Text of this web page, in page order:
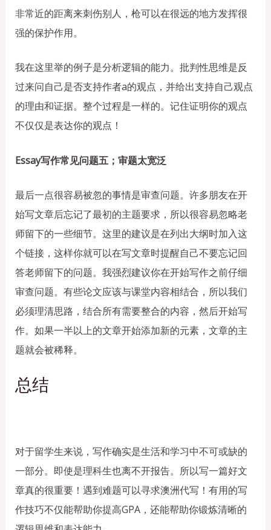
非常近的距离来刺伤别人，枪可以在很远的地方发挥很
强的保护作用。
我在这里举的例子是分析逻辑的能力。批判性思维是反
过来问自己是否支持作者a的观点，并给出支持自己观点
的理由和证据。整个过程是一样的。记住证明你的观点
不仅仅是表达你的观点！
Essay写作常见问题五；审题太宽泛
最后一点很容易被忽的事情是审查问题。许多朋友在开
始写文章后忘记了最初的主题要求，所以很容易忽略老
师留下的一些细节。这里的建议是在列出大纲时加入这
个链接，这样你就可以在写文章时提醒自己不要忘记回
答老师留下的问题。我强烈建议你在开始写作之前仔细
审查问题。有些论文应该与课堂内容相结合，所以我们
必须理清思路，结合所有需要整合的内容，然后开始写
作。如果一半以上的文章开始添加新的元素，文章的主
题就会被稀释。
总结
对于留学生来说，写作确实是生活和学习中不可或缺的
一部分。即使是理科生也离不开报告。所以写一篇好文
章真的很重要！遇到难题可以寻求澳洲代写！有用的写
作技巧不仅能帮助你提高GPA，还能帮助你锻炼清晰的